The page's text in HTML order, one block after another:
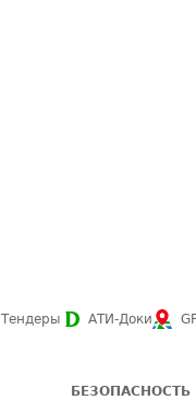
Тендеры АТИ-Доки
БЕЗОПАСНОСТЬ